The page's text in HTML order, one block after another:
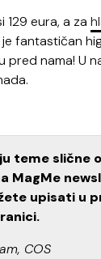
129 eura, a za
fantastičan
pred nama! U
teme slične
MagMe
upisati u
COS